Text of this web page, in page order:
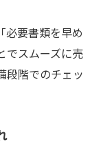
必要書類を早め
でスムーズに売
段階でのチェッ